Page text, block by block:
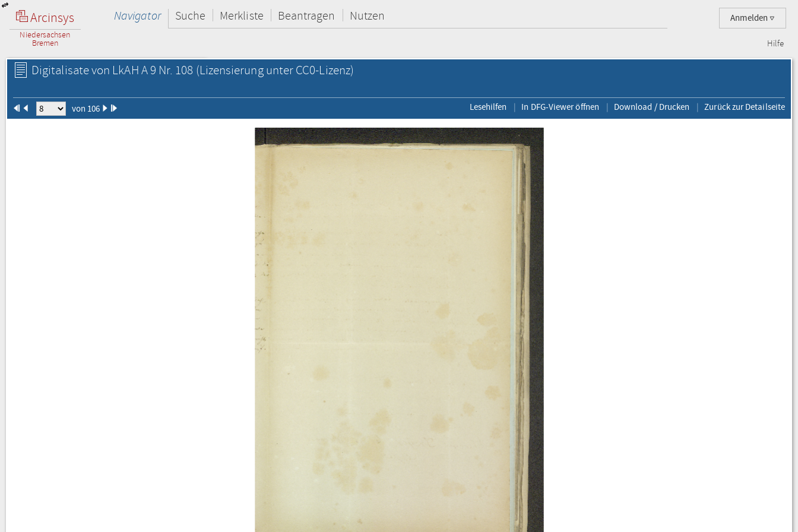
Arcinsys
Niedersachsen
Bremen
Anmelden
Navigator Suche Merkliste Beantragen Nutzen
Hilfe
Digitalisate von LkAH A 9 Nr. 108 (Lizensierung unter CC0-Lizenz)
von 106 Lesehilfen In DFG-Viewer öffnen Download / Drucken Zurück zur Detailseite